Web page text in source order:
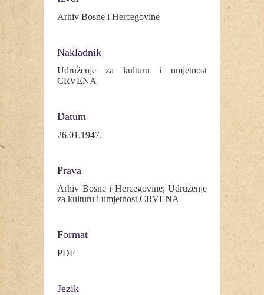
Arhiv Bosne i Hercegovine
Nakladnik
Udruženje za kulturu i umjetnost
CRVENA
Datum
26.01.1947.
Prava
Arhiv Bosne i Hercegovine; Udruženje
za kulturu i umjetnost CRVENA
Format
PDF
Jezik